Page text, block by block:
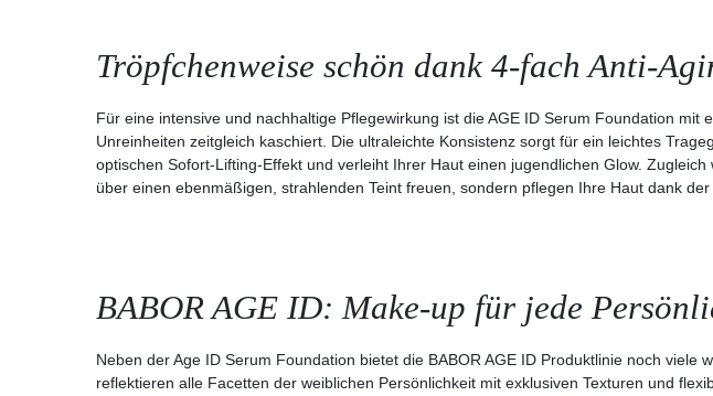
Tröpfchenweise schön dank 4-fach Anti-
Für eine intensive und nachhaltige Pflegewirkung ist die AGE ID Serum Foundation
Unreinheiten zeitgleich kaschiert. Die ultraleichte Konsistenz sorgt für ein leichtes
optischen Sofort-Lifting-Effekt und verleiht Ihrer Haut einen jugendlichen Glow.
über einen ebenmäßigen, strahlenden Teint freuen, sondern pflegen Ihre Haut dank
BABOR AGE ID: Make-up für jede
Neben der Age ID Serum Foundation bietet die BABOR AGE ID Produktlinie noch viele
reflektieren alle Facetten der weiblichen Persönlichkeit mit exklusiven Texturen und